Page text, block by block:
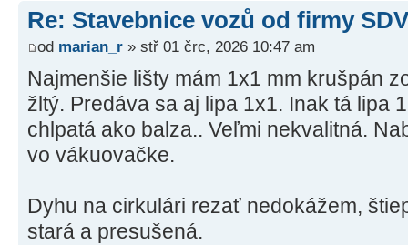
Re: Stavebnice vozů od firmy
od marian_r » stř 01 črc, 2026 10:47 am
Najmenšie lišty mám 1x1 mm krušpán
žltý. Predáva sa aj lipa 1x1. Inak tá lipa
chlpatá ako balza.. Veľmi nekvalitná.
vo vákuovačke.
Dyhu na cirkulári rezať nedokážem,
stará a presušená.